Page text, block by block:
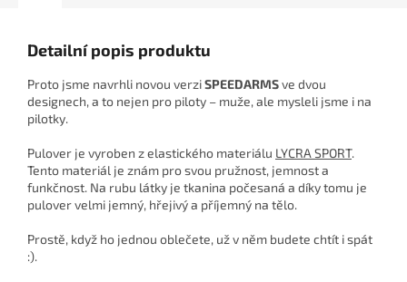
Detailní popis produktu
Proto jsme navrhli novou verziSPEEDARMSve dvou
designech, a to nejen pro piloty – muže, ale mysleli jsme i na
pilotky.
Pulover je vyroben z elastického materiálu LYCRA SPORT.
Tento materiál je znám pro svou pružnost, jemnost a
funkčnost. Na rubu látky je tkanina počesaná a díky tomu je
pulover velmi jemný, hřejivý a příjemný na tělo.
Prostě, když ho jednou oblečete, už v něm budete chtít i spát
:).